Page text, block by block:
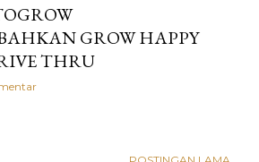
GROW HAPPY
THRU
POSTINGAN LAMA